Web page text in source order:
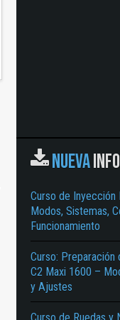
NUEVA
Curso de
Modos, Sistemas,
Funcionamiento
Curso:
C2 Maxi 1600 –
y Ajustes